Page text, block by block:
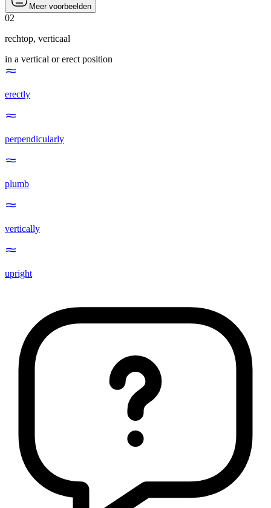
Meer voorbeelden
02
rechtop, verticaal
in a vertical or erect position
erectly
perpendicularly
plumb
vertically
upright